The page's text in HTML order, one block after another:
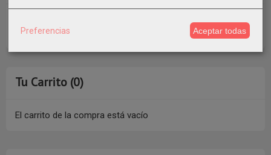
Consultar Destinos
Tu Carrito (0)
El carrito de la compra está vacío
Preferencias Aceptar todas